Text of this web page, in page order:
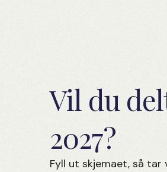
Vil du
2027?
Fyll ut skjemaet, så